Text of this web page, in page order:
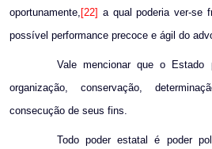
oportunamente, [22] a qual poderia ver-se
possível performance precoce e ágil do
Vale mencionar que o Estado
organização, conservação,
consecução de seus fins.
Todo poder estatal é poder